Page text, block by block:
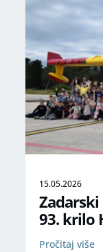
15.05.2026
93. krilo
Pročitaj više